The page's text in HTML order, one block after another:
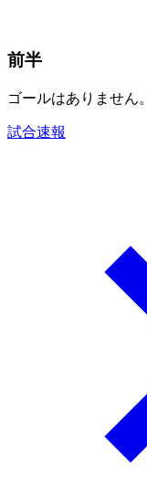
前半
ゴールはありません。
試合速報